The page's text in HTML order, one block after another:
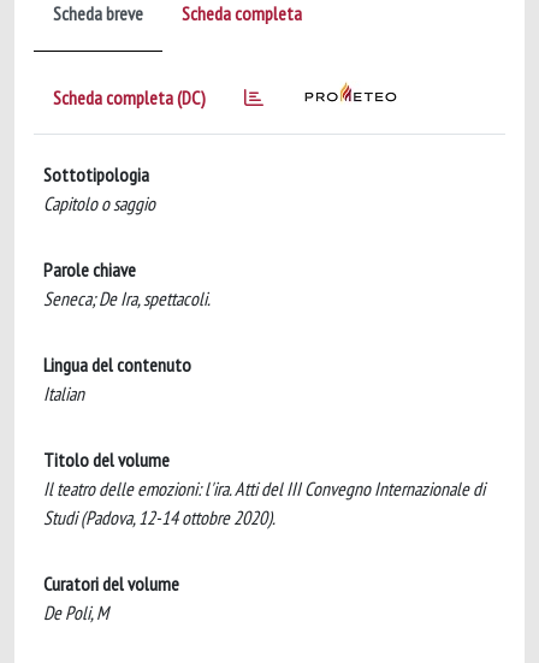
Scheda breve Scheda completa
Scheda completa (DC)
Sottotipologia
Capitolo o saggio
Parole chiave
Seneca; De Ira, spettacoli.
Lingua del contenuto
Italian
Titolo del volume
Il teatro delle emozioni: l'ira. Atti del III Convegno Internazionale di
Studi (Padova, 12-14 ottobre 2020).
Curatori del volume
De Poli, M